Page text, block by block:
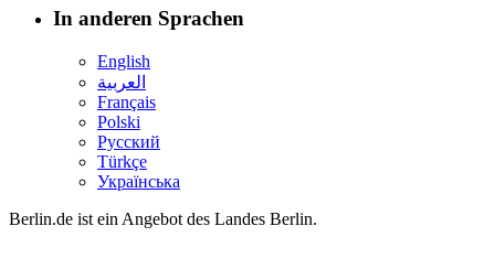
In anderen Sprachen
English
العربية
Français
Polski
Русский
Türkçe
Українська
Berlin.de ist ein Angebot des Landes Berlin.